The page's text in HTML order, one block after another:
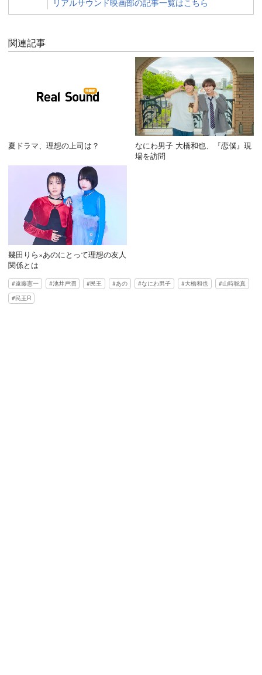
リアルサウンド映画部の記事一覧はこちら
関連記事
夏ドラマ、理想の上司は？
なにわ男子 大橋和也、『恋僕』現
場を訪問
幾田りら×あのにとって理想の友人
関係とは
遠藤憲一 池井戸潤 民王 あの なにわ男子 大橋和也
山時聡真
民王R